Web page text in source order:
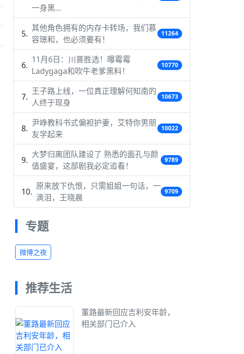
一身黑…
其他角色拥有的内存卡转场，我们慕
容璟和，也必须要有！
11264
11月6日：川普胜选！曝霉霉
Ladygaga和吹牛老爹黑料！
10770
王子路上线，一位真正理解何知南的
人终于现身
10673
尹峥教科书式偏袒护妻，艾特你男朋
友学起来
10022
大梦归离团队建设了 熟悉的面孔与颜
值盛宴，这部剧我必定追看！
9789
原来放下仇恨，只需姐姐一句话，一
滴泪，王晓晨
9709
专题
微博之夜
推荐生活
董路最新回应吉利安年龄，
相关部门已介入